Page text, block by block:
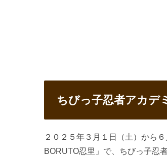
ちびっ子忍者アカデ
２０２５年３月１日（土）から
BORUTO忍里」で、ちびっ子忍